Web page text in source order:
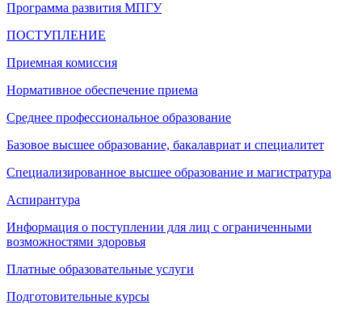
Программа развития МПГУ
ПОСТУПЛЕНИЕ
Приемная комиссия
Нормативное обеспечение приема
Среднее профессиональное образование
Базовое высшее образование, бакалавриат и специалитет
Специализированное высшее образование и магистратура
Аспирантура
Информация о поступлении для лиц с ограниченными
возможностями здоровья
Платные образовательные услуги
Подготовительные курсы